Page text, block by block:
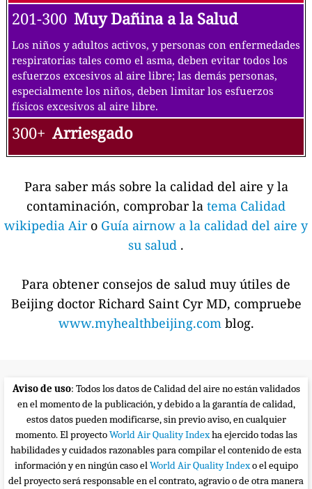
201-300 Muy Dañina a la Salud
Los niños y adultos activos, y personas con enfermedades
respiratorias tales como el asma, deben evitar todos los
esfuerzos excesivos al aire libre; las demás personas,
especialmente los niños, deben limitar los esfuerzos
físicos excesivos al aire libre.
300+ Arriesgado
Para saber más sobre la calidad del aire y la
contaminación, comprobar la tema Calidad
wikipedia Air o Guía airnow a la calidad del aire y
su salud .
Para obtener consejos de salud muy útiles de
Beijing doctor Richard Saint Cyr MD, compruebe
www.myhealthbeijing.com blog.
Aviso de uso: Todos los datos de Calidad del aire no están validados
en el momento de la publicación, y debido a la garantía de calidad,
estos datos pueden modificarse, sin previo aviso, en cualquier
momento. El proyectoWorld Air Quality Indexha ejercido todas las
habilidades y cuidados razonables para compilar el contenido de esta
información y en ningún caso elWorld Air Quality Indexo el equipo
del proyecto será responsable en el contrato, agravio o de otra manera